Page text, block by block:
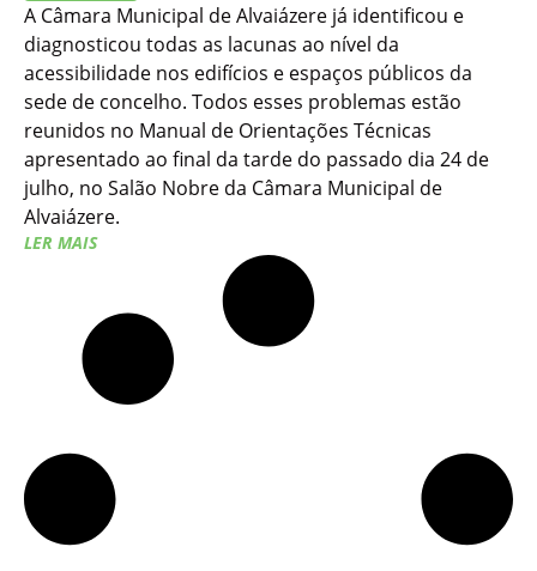
A Câmara Municipal de Alvaiázere já identificou e
diagnosticou todas as lacunas ao nível da
acessibilidade nos edifícios e espaços públicos da
sede de concelho. Todos esses problemas estão
reunidos no Manual de Orientações Técnicas
apresentado ao final da tarde do passado dia 24 de
julho, no Salão Nobre da Câmara Municipal de
Alvaiázere.
LER MAIS